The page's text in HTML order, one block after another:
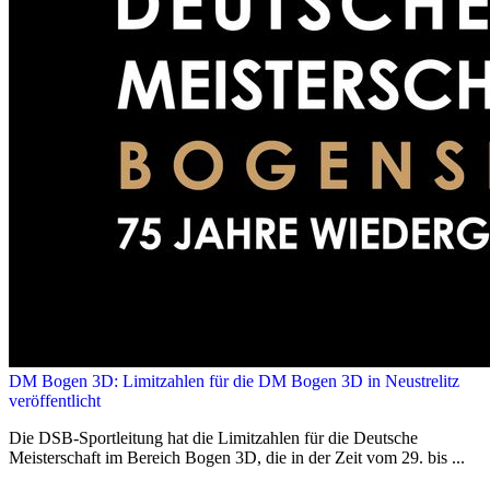
DM Bogen 3D: Limitzahlen für die DM Bogen 3D in Neustrelitz
veröffentlicht
Die DSB-Sportleitung hat die Limitzahlen für die Deutsche
Meisterschaft im Bereich Bogen 3D, die in der Zeit vom 29. bis ...